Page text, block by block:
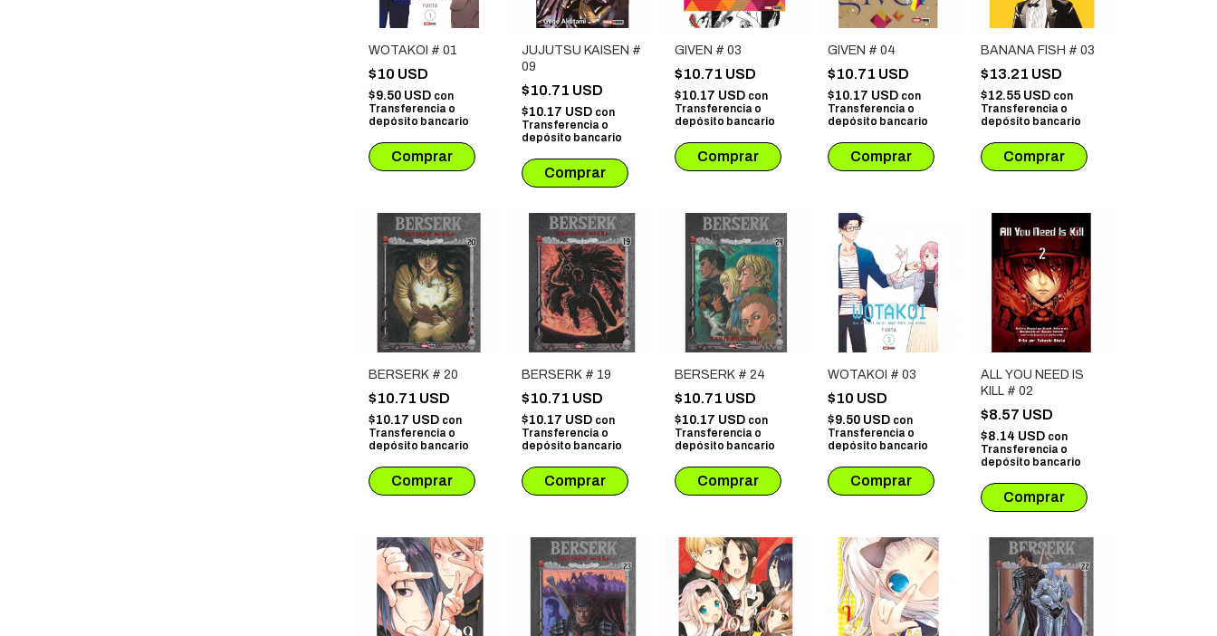
WOTAKOI # 01
$10 USD
$9.50 USD con
Transferencia o
depósito bancario
JUJUTSU KAISEN #
09
$10.71 USD
$10.17 USD con
Transferencia o
depósito bancario
GIVEN # 03
$10.71 USD
$10.17 USD con
Transferencia o
depósito bancario
GIVEN # 04
$10.71 USD
$10.17 USD con
Transferencia o
depósito bancario
BANANA FISH # 03
$13.21 USD
$12.55 USD con
Transferencia o
depósito bancario
BERSERK # 20
$10.71 USD
$10.17 USD con
Transferencia o
depósito bancario
BERSERK # 19
$10.71 USD
$10.17 USD con
Transferencia o
depósito bancario
BERSERK # 24
$10.71 USD
$10.17 USD con
Transferencia o
depósito bancario
WOTAKOI # 03
$10 USD
$9.50 USD con
Transferencia o
depósito bancario
ALL YOU NEED IS
KILL # 02
$8.57 USD
$8.14 USD con
Transferencia o
depósito bancario